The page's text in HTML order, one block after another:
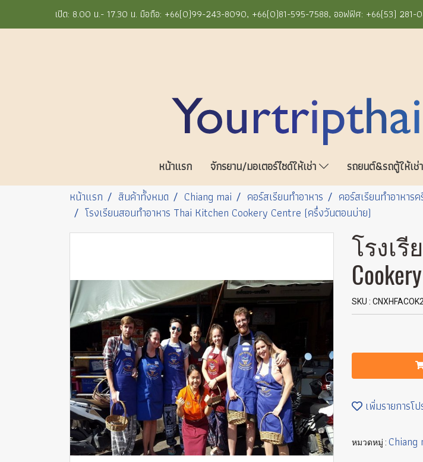
เปิด: 8.00 น.- 17.30 น. มือถือ: +66(0)99-243-8090, +66(0)81-595-7588, ออฟฟิศ: +66(53) 281-
หน้าแรก จักรยาน/มอเตอร์ไซด์ให้เช่า รถยนต์&รถตู้ให้เช่า
หน้าแรก
สินค้าทั้งหมด Chiang mai คอร์สเรียนทำอาหาร
คอร์สเรียนทำอาหาร
โรงเรียนสอนทำอาหาร Thai Kitchen Cookery Centre (ครึ่งวันตอนบ่าย)
โรงเรี
SKU :
เพิ่มรายการโ
หมวดหมู่ : Chiang